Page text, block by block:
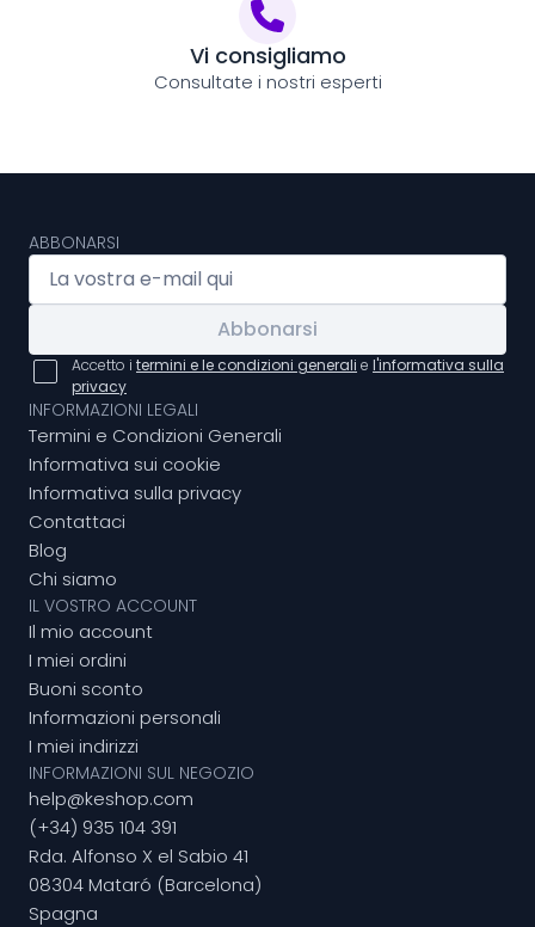
Vi consigliamo
Consultate i nostri esperti
ABBONARSI
Abbonarsi
Accetto i termini e le condizioni generali e l'informativa sulla
privacy
INFORMAZIONI LEGALI
Termini e Condizioni Generali
Informativa sui cookie
Informativa sulla privacy
Contattaci
Blog
Chi siamo
IL VOSTRO ACCOUNT
Il mio account
I miei ordini
Buoni sconto
Informazioni personali
I miei indirizzi
INFORMAZIONI SUL NEGOZIO
help@keshop.com
(+34) 935 104 391
Rda. Alfonso X el Sabio 41
08304 Mataró (Barcelona)
Spagna